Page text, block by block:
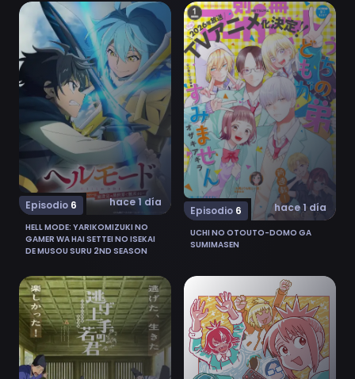
hace 1 día
Episodio 6
HELL MODE: YARIKOMIZUKI NO
GAMER WA HAI SETTEI NO ISEKAI
DE MUSOU SURU 2ND SEASON
Ver Hell Mode: Yarikomizuki no Gamer wa Hai Settei
hace 1 día
Episodio 6
UCHI NO OTOUTO-DOMO GA
SUMIMASEN
Ver Uchi no Otouto-domo
Ver Nige Jouzu no Wakagimi 2nd Season 4
Ver Kore Kaite Shine 6